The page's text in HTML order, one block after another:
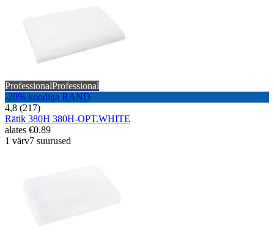
ProfessionalProfessional
-20% koodiga RAND
4,8 (217)
Rätik 380H 380H-OPT.WHITE
alates €0.89
1 värv7 suurused